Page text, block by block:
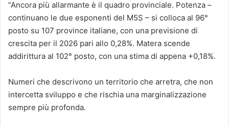
“Ancora più allarmante è il quadro provinciale. Potenza –
continuano le due esponenti del M5S – si colloca al 96°
posto su 107 province italiane, con una previsione di
crescita per il 2026 pari allo 0,28%. Matera scende
addirittura al 102° posto, con una stima di appena +0,18%.
Numeri che descrivono un territorio che arretra, che non
intercetta sviluppo e che rischia una marginalizzazione
sempre più profonda.